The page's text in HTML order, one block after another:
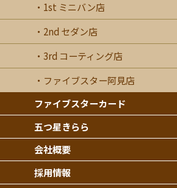
1st ミニバン店
2nd セダン店
3rd コーティング店
ファイブスター阿見店
ファイブスターカード
五つ星きらら
会社概要
採用情報